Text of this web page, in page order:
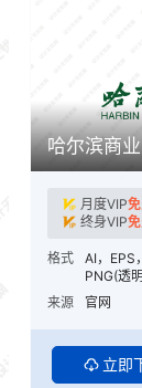
哈尔滨商
月度VIP
终身VIP
格式
AI，EPS
PNG(透
来源 官网
立即